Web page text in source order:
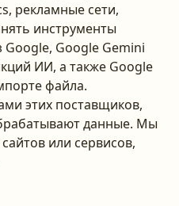
рекламные сети,
инструменты
Google Gemini
ИИ, а также Google
файла.
этих поставщиков,
данные. Мы
или сервисов,